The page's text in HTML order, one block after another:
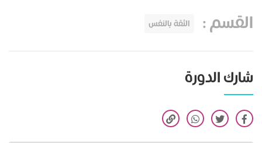
القسم: الثقة بالنفس
شارك الدورة